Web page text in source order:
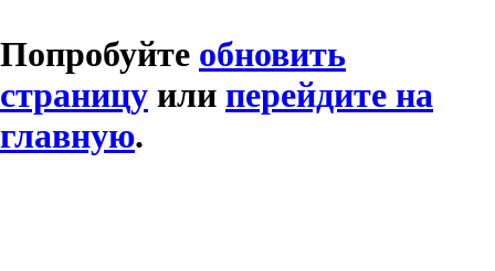
Попробуйте обновить
страницу или перейдите на
главную.